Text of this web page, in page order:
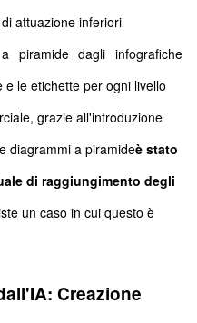
attuazione inferiori
piramide dagli infografiche
le etichette per ogni livello
grazie all'introduzione
diagrammi a piramideè stato
di raggiungimento degli
un caso in cui questo è
Creazione